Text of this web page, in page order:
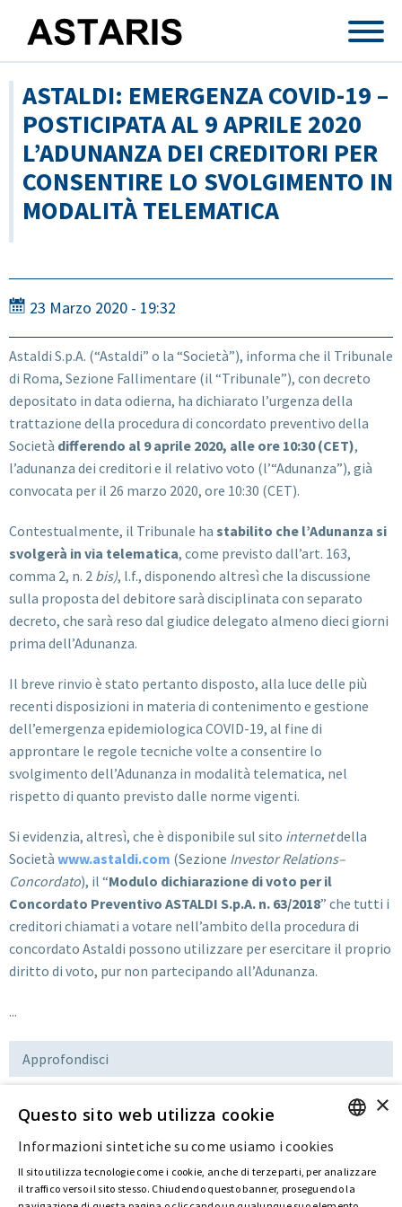
ASTALDI: EMERGENZA COVID-19 –
POSTICIPATA AL 9 APRILE 2020
L’ADUNANZA DEI CREDITORI PER
CONSENTIRE LO SVOLGIMENTO IN
MODALITÀ TELEMATICA
23 Marzo 2020 - 19:32
Astaldi S.p.A. (“Astaldi” o la “Società”), informa che il Tribunale
di Roma, Sezione Fallimentare (il “Tribunale”), con decreto
depositato in data odierna, ha dichiarato l’urgenza della
trattazione della procedura di concordato preventivo della
Società differendo al 9 aprile 2020, alle ore 10:30 (CET),
l’adunanza dei creditori e il relativo voto (l’“Adunanza”), già
convocata per il 26 marzo 2020, ore 10:30 (CET).
Contestualmente, il Tribunale ha stabilito che l’Adunanza si
svolgerà in via telematica, come previsto dall’art. 163,
comma 2, n. 2 bis), l.f., disponendo altresì che la discussione
sulla proposta del debitore sarà disciplinata con separato
decreto, che sarà reso dal giudice delegato almeno dieci giorni
prima dell’Adunanza.
Il breve rinvio è stato pertanto disposto, alla luce delle più
recenti disposizioni in materia di contenimento e gestione
dell’emergenza epidemiologica COVID-19, al fine di
approntare le regole tecniche volte a consentire lo
svolgimento dell’Adunanza in modalità telematica, nel
rispetto di quanto previsto dalle norme vigenti.
Si evidenzia, altresì, che è disponibile sul sito internetdella
Società www.astaldi.com (Sezione Investor Relations–
Concordato), il “Modulo dichiarazione di voto per il
Concordato Preventivo ASTALDI S.p.A. n. 63/2018” che tutti i
creditori chiamati a votare nell’ambito della procedura di
concordato Astaldi possono utilizzare per esercitare il proprio
diritto di voto, pur non partecipando all’Adunanza.
...
Approfondisci
Download
Ultima modifica:23 Mar 2020 ITALIAN
×
Questo sito web utilizza cookie
Informazioni sintetiche su come usiamo i cookies
Il sito utilizza tecnologie come i cookie, anche di terze parti, per analizzare
il traffico verso il sito stesso. Chiudendo questo banner, proseguendo la